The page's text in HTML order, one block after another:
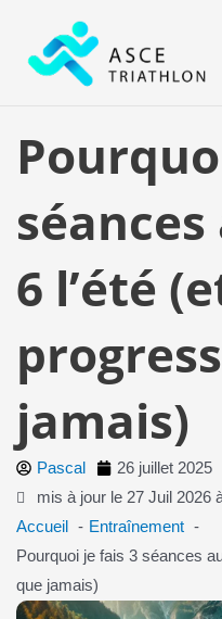
contenu
6 l’été
jamais)
Pascal 26 juillet 2025
mis à jour le 27 Juil 2026
Accueil
Entraînement
Pourquoi je fais 3 séances
que jamais)